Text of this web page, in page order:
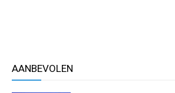
AANBEVOLEN